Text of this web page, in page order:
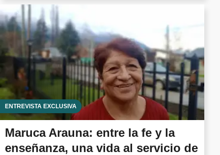
ENTREVISTA EXCLUSIVA
Maruca Arauna: entre la fe y la
enseñanza, una vida al servicio de